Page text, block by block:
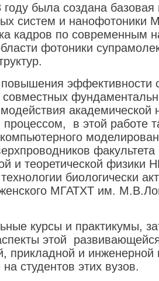
году была создана
систем и нанофотоники
кадров по современным
фотоники
эффективности
совместных
академической
процессом, в этой работе
факультета
и теоретической
биологически
МГАТХТ им.
курсы и практикумы,
этой
прикладной и инженерной
студентов этих вузов.